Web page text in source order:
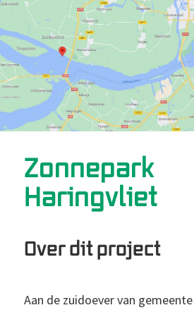
Zonnepark
Haringvliet
Over dit project
Aan de zuidoever van